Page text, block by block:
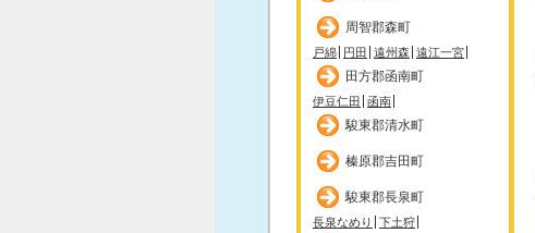
周智郡森町
戸綿 円田 遠州森 遠江一宮
田方郡函南町
伊豆仁田 函南
駿東郡清水町
榛原郡吉田町
駿東郡長泉町
長泉なめり 下土狩